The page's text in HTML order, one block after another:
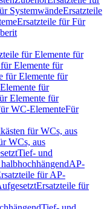
SystemwändeErsatzteile
Ersatzteile für Für
für Elemente für
Elemente für
für Elemente für
für
Elemente für
WC-ElementeFür
für WCs, aus
WCs, aus
Tief- und
AP-
für AP-
Ersatzteile für